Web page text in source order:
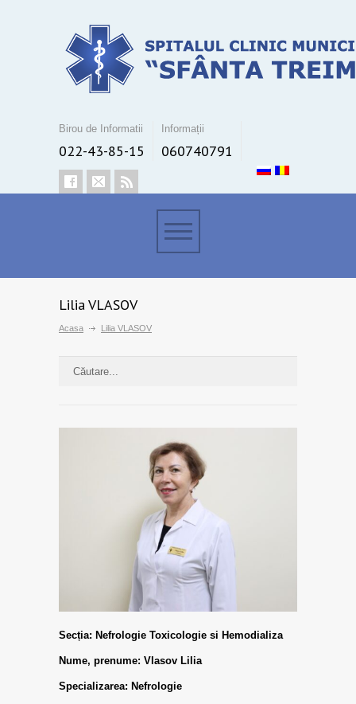
Birou de Informatii
022-43-85-15
Informații
060740791
Lilia VLASOV
Acasa Lilia VLASOV
Secția: Nefrologie Toxicologie si Hemodializa
Nume, prenume: Vlasov Lilia
Specializarea: Nefrologie